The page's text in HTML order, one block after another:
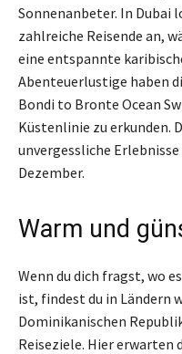
Sonnenanbeter. In Dubai
zahlreiche Reisende an,
eine entspannte
Abenteuerlustige haben
Bondi to Bronte Ocean
Küstenlinie zu erkunden.
unvergessliche
Dezember.
Warm und
Wenn du dich fragst, wo
ist, findest du in Ländern
Dominikanischen
Reiseziele. Hier erwarten